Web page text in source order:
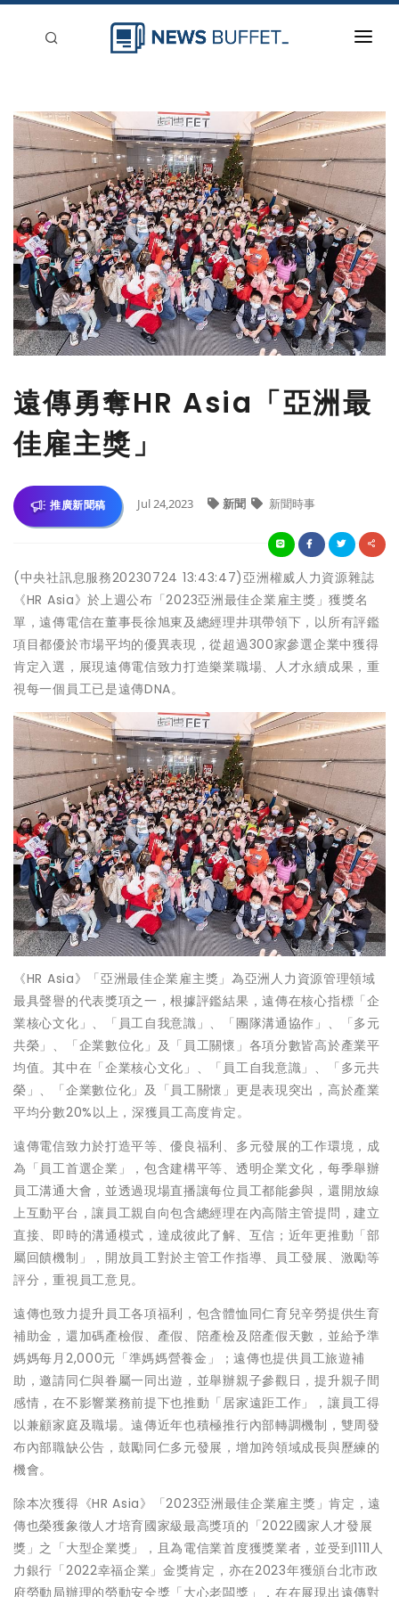
新聞稿分類
登入
刊登
遠傳勇奪HR Asia「亞洲最
佳雇主獎」
推廣新聞稿 Jul 24,2023 新聞 新聞時事
(中央社訊息服務20230724 13:43:47)亞洲權威人力資源雜誌
《HR Asia》於上週公布「2023亞洲最佳企業雇主獎」獲獎名
單，遠傳電信在董事長徐旭東及總經理井琪帶領下，以所有評鑑
項目都優於市場平均的優異表現，從超過300家參選企業中獲得
肯定入選，展現遠傳電信致力打造樂業職場、人才永續成果，重
視每一個員工已是遠傳DNA。
《HR Asia》「亞洲最佳企業雇主獎」為亞洲人力資源管理領域
最具聲譽的代表獎項之一，根據評鑑結果，遠傳在核心指標「企
業核心文化」、「員工自我意識」、「團隊溝通協作」、「多元
共榮」、「企業數位化」及「員工關懷」各項分數皆高於產業平
均值。其中在「企業核心文化」、「員工自我意識」、「多元共
榮」、「企業數位化」及「員工關懷」更是表現突出，高於產業
平均分數20%以上，深獲員工高度肯定。
遠傳電信致力於打造平等、優良福利、多元發展的工作環境，成
為「員工首選企業」，包含建構平等、透明企業文化，每季舉辦
員工溝通大會，並透過現場直播讓每位員工都能參與，還開放線
上互動平台，讓員工親自向包含總經理在內高階主管提問，建立
直接、即時的溝通模式，達成彼此了解、互信；近年更推動「部
屬回饋機制」，開放員工對於主管工作指導、員工發展、激勵等
評分，重視員工意見。
遠傳也致力提升員工各項福利，包含體恤同仁育兒辛勞提供生育
補助金，還加碼產檢假、產假、陪產檢及陪產假天數，並給予準
媽媽每月2,000元「準媽媽營養金」；遠傳也提供員工旅遊補
助，邀請同仁與眷屬一同出遊，並舉辦親子參觀日，提升親子間
感情，在不影響業務前提下也推動「居家遠距工作」，讓員工得
以兼顧家庭及職場。遠傳近年也積極推行內部轉調機制，雙周發
布內部職缺公告，鼓勵同仁多元發展，增加跨領域成長與歷練的
機會。
除本次獲得《HR Asia》「2023亞洲最佳企業雇主獎」肯定，遠
傳也榮獲象徵人才培育國家級最高獎項的「2022國家人才發展
獎」之「大型企業獎」，且為電信業首度獲獎業者，並受到1111人
力銀行「2022幸福企業」金獎肯定，亦在2023年獲頒台北市政
府勞動局辦理的勞動安全獎「大心老闆獎」，在在展現出遠傳對